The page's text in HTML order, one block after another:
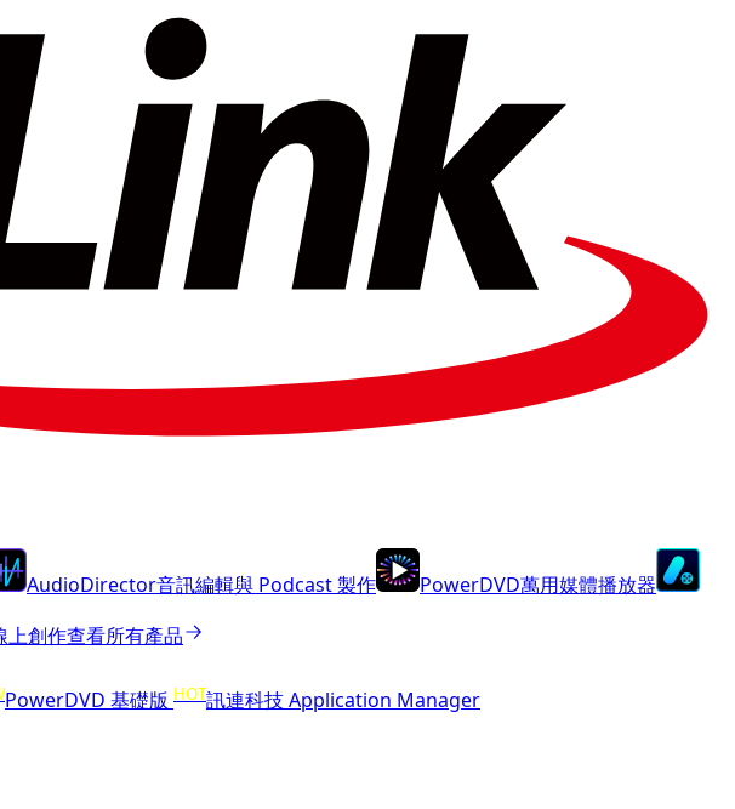
AudioDirector音訊編輯與 Podcast 製作 PowerDVD萬用媒體播放器
上創作查看所有產品
PowerDVD 基礎版 HOT訊連科技 Application Manager